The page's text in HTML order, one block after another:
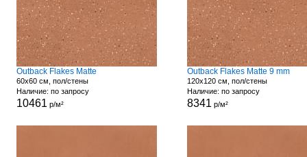
Outback Flakes Matte
60x60 см, пол/стены
Наличие: по запросу
10461 р/м²
Outback Flakes Matte 9 mm
120x120 см, пол/стены
Наличие: по запросу
8341 р/м²